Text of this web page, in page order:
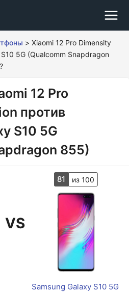
> Xiaomi 12 Pro Dimensity
5G (Qualcomm Snapdragon
12 Pro
против
S10 5G
855)
VS
81 из 100
Samsung Galaxy S10 5G